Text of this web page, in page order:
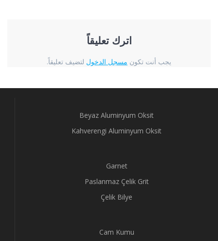
اترك تعليقاً
يجب أنت تكون مسجل الدخول لتضيف تعليقاً.
Beyaz Aluminyum Oksit
Kahverengi Aluminyum Oksit
Garnet
Paslanmaz Çelik Grit
Çelik Bilye
Cam Kumu